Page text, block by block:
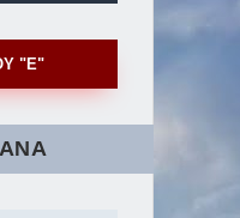
"Ε"